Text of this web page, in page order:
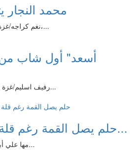
محمد النجار
نغم كراجه/غزة ليس على الأرض ما هو مستحيلا،...
رفيف اسليم/غزة يستيقظ الشاب محمد أسعد في ا...
شركة TeleTowns حلم يصل القمة رغم قلة...
مها علي أبوطبيخ/غزة الإبداع دائما يخلق الج...